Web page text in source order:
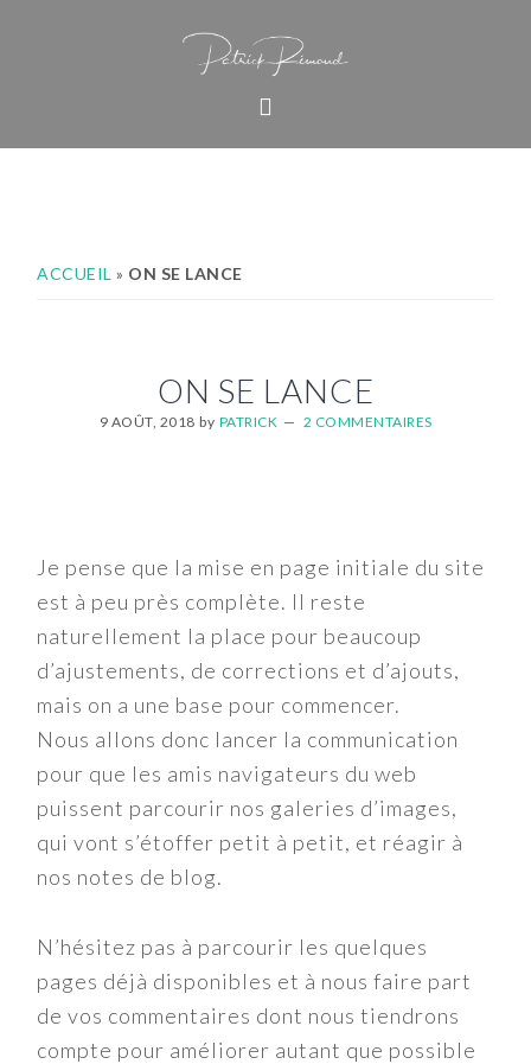
principale
page
ACCUEIL » ON SE LANCE
ON SE LANCE
9 AOÛT, 2018 by PATRICK 2 COMMENTAIRES
Je pense que la mise en page initiale du site
est à peu près complète. Il reste
naturellement la place pour beaucoup
d’ajustements, de corrections et d’ajouts,
mais on a une base pour commencer.
Nous allons donc lancer la communication
pour que les amis navigateurs du web
puissent parcourir nos galeries d’images,
qui vont s’étoffer petit à petit, et réagir à
nos notes de blog.
N’hésitez pas à parcourir les quelques
pages déjà disponibles et à nous faire part
de vos commentaires dont nous tiendrons
compte pour améliorer autant que possible